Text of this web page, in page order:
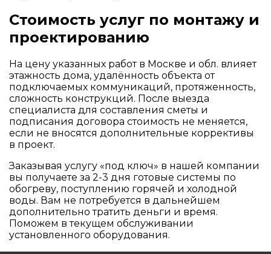
Стоимость услуг по монтажу и
проектированию
На цену указанных работ в Москве и обл. влияет
этажность дома, удалённость объекта от
подключаемых коммуникаций, протяженность,
сложность конструкций. После выезда
специалиста для составления сметы и
подписания договора стоимость не меняется,
если не вносятся дополнительные коррективы
в проект.
Заказывая услугу «под ключ» в нашей компании
вы получаете за 2-3 дня готовые системы по
обогреву, поступлению горячей и холодной
воды. Вам не потребуется в дальнейшем
дополнительно тратить деньги и время.
Поможем в текущем обслуживании
установленного оборудования.